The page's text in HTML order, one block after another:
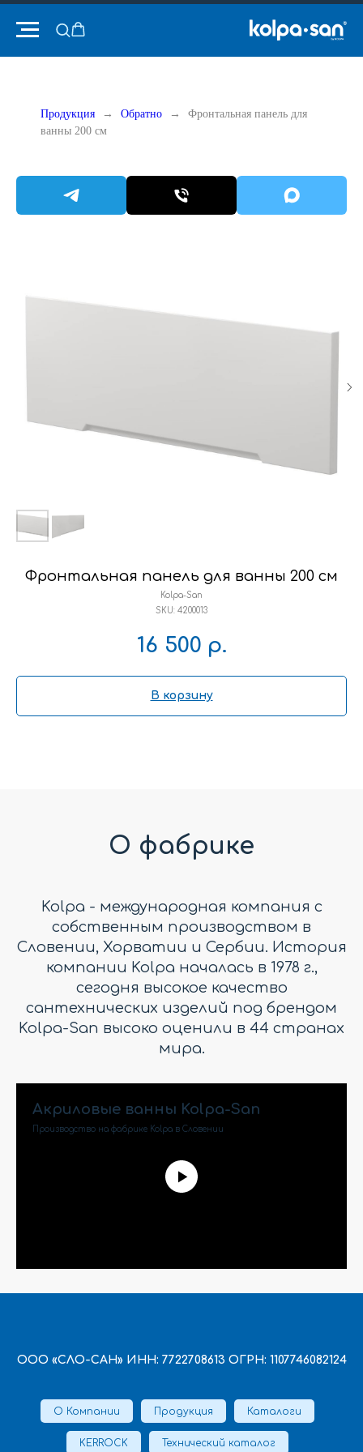
Продукция Обратно
Фронтальная панель для
ванны 200 см
Фронтальная панель для ванны 200 см
Kolpa-San
SKU: 4200013
16 500 р.
В корзину
О фабрике
Kolpa - международная компания с
собственным производством в
Словении, Хорватии и Сербии. История
компании Kolpa началась в 1978 г.,
сегодня высокое качество
сантехнических изделий под брендом
Kolpa-San высоко оценили в 44 странах
мира.
Акриловые ванны Kolpa-San
Производство на фабрике Kolpa в Словении
ООО «СЛО-САН» ИНН: 7722708613 ОГРН: 1107746082124
О Компании Продукция Каталоги
KERROCK Технический каталог